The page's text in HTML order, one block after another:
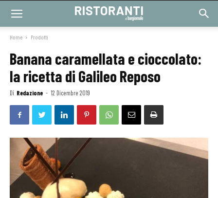
Home Prodotti
Banana caramellata e cioccolato:
la ricetta di Galileo Reposo
Di Redazione - 12 Dicembre 2019